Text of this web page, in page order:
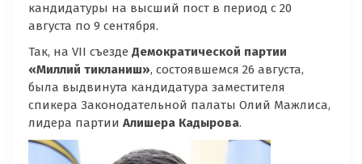
кандидатуры на высший пост в период с 20
августа по 9 сентября.
Так, на VII съезде Демократической партии
«Миллий тикланиш», состоявшемся 26 августа,
была выдвинута кандидатура заместителя
спикера Законодательной палаты Олий Мажлиса,
лидера партии Алишера Кадырова.